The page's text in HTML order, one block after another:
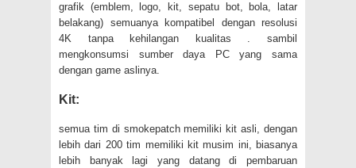
grafik (emblem, logo, kit, sepatu bot, bola, latar
belakang) semuanya kompatibel dengan resolusi
4K tanpa kehilangan kualitas . sambil
mengkonsumsi sumber daya PC yang sama
dengan game aslinya.
Kit:
semua tim di smokepatch memiliki kit asli, dengan
lebih dari 200 tim memiliki kit musim ini, biasanya
lebih banyak lagi yang datang di pembaruan